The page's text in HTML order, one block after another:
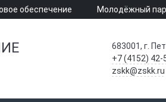
обеспечение Молодёжный
683001, г.
+7 (4152) 42-
zskk@zskk.ru